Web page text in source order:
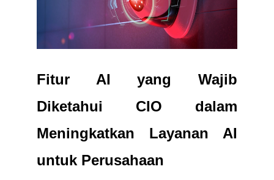
Fitur AI yang Wajib
Diketahui CIO dalam
Meningkatkan Layanan AI
untuk Perusahaan